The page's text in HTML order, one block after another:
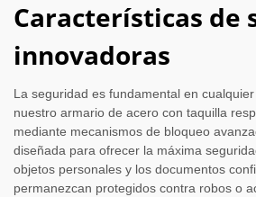
Características de
innovadoras
La seguridad es fundamental en
nuestro armario de acero con taquilla
mediante mecanismos de bloqueo
diseñada para ofrecer la máxima
objetos personales y los documentos
permanezcan protegidos contra robos o